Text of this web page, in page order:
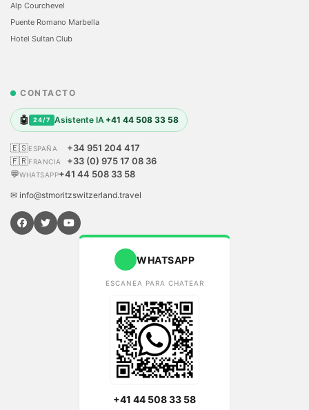
Alp Courchevel
Puente Romano Marbella
Hotel Sultan Club
CONTACTO
🤖 24/7 Asistente IA +41 44 508 33 58
🇪🇸ESPAÑA
+34 951 204 417
🇫🇷FRANCIA
+33 (0) 975 17 08 36
💬WHATSAPP+41 44 508 33 58
✉ info@stmoritzswitzerland.travel
WHATSAPP
ESCANEA PARA CHATEAR
+41 44 508 33 58